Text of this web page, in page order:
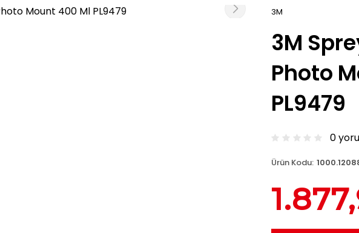
3M
3M
Photo
PL9479
0
Ürün Kodu: